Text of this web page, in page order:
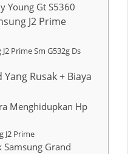
Young Gt S5360
J2 Prime
Prime Sm G532g Ds
Rusak + Biaya
Menghidupkan Hp
J2 Prime
Samsung Grand